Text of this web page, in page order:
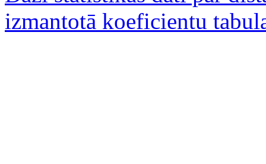
izmantotā koeficientu